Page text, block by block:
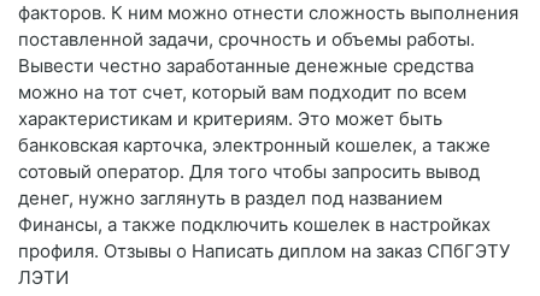
факторов. К ним можно отнести сложность выполнения
поставленной задачи, срочность и объемы работы.
Вывести честно заработанные денежные средства
можно на тот счет, который вам подходит по всем
характеристикам и критериям. Это может быть
банковская карточка, электронный кошелек, а также
сотовый оператор. Для того чтобы запросить вывод
денег, нужно заглянуть в раздел под названием
Финансы, а также подключить кошелек в настройках
профиля. Отзывы о Написать диплом на заказ СПбГЭТУ
ЛЭТИ